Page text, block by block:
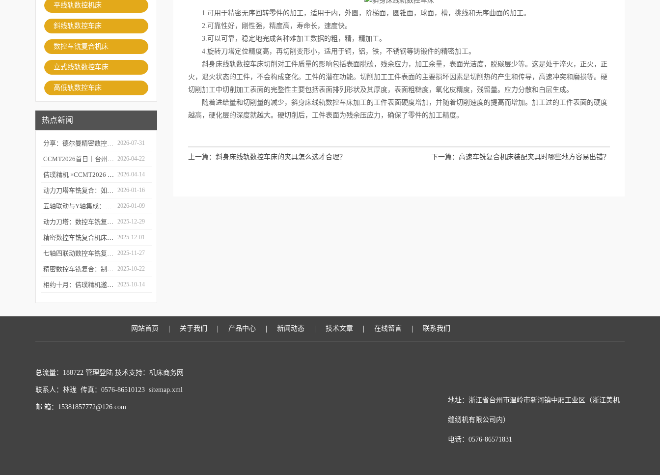
平线轨数控机床
斜线轨数控车床
数控车铣复合机床
立式线轨数控车床
高低轨数控车床
热点新闻
分享：德尔曼精密数控车铣复合的故障处理经验 2026-07-31
CCMT2026首日｜台州市委常委、市政府副市长李昌明等领导莅临台州德尔曼机床展台视察指导，共话工业母机新未来 2026-04-22
佶璞精机 ×CCMT2026 | 双主轴车铣复合硬核亮相，以新质生产力定义中国智造 2026-04-14
动力刀塔车铣复合：如何实现“一次装夹，完整加工”？ 2026-01-16
五轴联动与Y轴集成：深度剖析精密数控车铣复合机床的核心技术突破 2026-01-09
动力刀塔：数控车铣复合机床的“心脏”如何实现车铣一体化？ 2025-12-29
精密数控车铣复合机床的“五轴联动”技术探秘 2025-12-01
七轴四联动数控车铣复合机床：复杂零件一体化加工解决方案 2025-11-27
精密数控车铣复合：制造业升级的“核心引擎” 2025-10-22
相约十月：佶璞精机邀您共赴CMES 2025 共启机床改革新征程 2025-10-14
1.可用于精密无序回转零件的加工，适用于内，外圆，阶梯面，圆锥面，球面，槽，挑线和无序曲面的加工。
2.可靠性好，刚性强，精度高，寿命长，速度快。
3.可以可靠，稳定地完成各种难加工数据的粗，精，精加工。
4.旋转刀塔定位精度高，再切削变形小，适用于铜，铝，铁，不锈钢等铸锻件的精密加工。
斜身床线轨数控车床切削对工件质量的影响包括表面脱碳，残余应力，加工余量，表面光洁度，脱碳层少等。这是处于淬火，正火，正
火，退火状态的工件，不会构成变化。工件的潜在功能。切削加工工件表面的主要损坏因素是切削热的产生和传导，高速冲突和磨损等。硬
切削加工中切削加工表面的完整性主要包括表面排列形状及其厚度，表面粗糙度，氧化皮精度，残留量。应力分散和白层生成。
随着进给量和切削量的减少，斜身床线轨数控车床加工的工件表面硬度增加，并随着切削速度的提高而增加。加工过的工件表面的硬度
越高，硬化层的深度就越大。硬切削后，工件表面为残余压应力，确保了零件的加工精度。
上一篇： 斜身床线轨数控车床的夹具怎么选才合理？ 下一篇： 高速车铣复合机床装配夹具时哪些地方容易出错？
网站首页 | 关于我们 | 产品中心 | 新闻动态 | 技术文章 | 在线留言 | 联系我们
总流量：188722 管理登陆 技术支持： 机床商务网
联系人：林珑 传真：0576-86510123 sitemap.xml
邮 箱：15381857772@126.com
地址：浙江省台州市温岭市新河镇中厢工业区（浙江美机
缝纫机有限公司内）
电话：0576-86571831